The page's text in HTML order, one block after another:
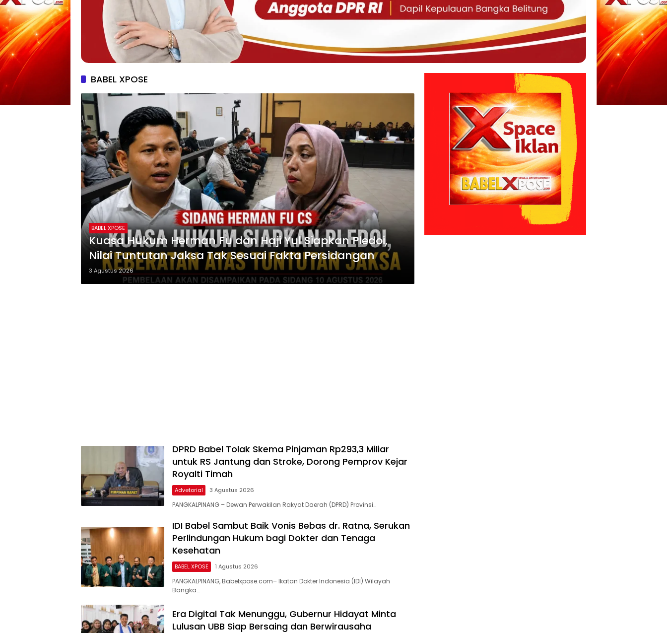
BABEL XPOSE
BABEL XPOSE
Kuasa Hukum Herman Fu dan Haji Yul Siapkan Pledoi,
Nilai Tuntutan Jaksa Tak Sesuai Fakta Persidangan
3 Agustus 2026
DPRD Babel Tolak Skema Pinjaman Rp293,3 Miliar
untuk RS Jantung dan Stroke, Dorong Pemprov Kejar
Royalti Timah
Advetorial 3 Agustus 2026
PANGKALPINANG – Dewan Perwakilan Rakyat Daerah (DPRD) Provinsi…
IDI Babel Sambut Baik Vonis Bebas dr. Ratna, Serukan
Perlindungan Hukum bagi Dokter dan Tenaga
Kesehatan
BABEL XPOSE 1 Agustus 2026
PANGKALPINANG, Babelxpose.com– Ikatan Dokter Indonesia (IDI) Wilayah
Bangka…
Era Digital Tak Menunggu, Gubernur Hidayat Minta
Lulusan UBB Siap Bersaing dan Berwirausaha